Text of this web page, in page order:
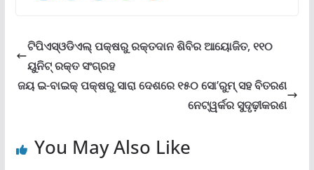
ଟିପିଏସ୍ଓଡିଏଲ୍ ପକ୍ଷରୁ ରକ୍ତଦାନ ଶିବିର ଆୟୋଜିତ, ୧୧୦
ୟୁନିଟ୍ ରକ୍ତ ସଂଗ୍ରହ
ଜୟ ଇ-ବାଇକ୍ ପକ୍ଷରୁ ସାରା ଦେଶରେ ୧୫୦ ସୋ’ରୁମ୍ ସହ ବିତରଣ
ନେଟ୍‌ୱର୍କର ସୁଦୃଢ଼ୀକରଣ
You May Also Like